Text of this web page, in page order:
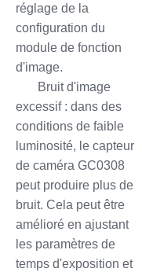
réglage de la
configuration du
module de fonction
d'image.
Bruit d'image
excessif : dans des
conditions de faible
luminosité, le capteur
de caméra GC0308
peut produire plus de
bruit. Cela peut être
amélioré en ajustant
les paramètres de
temps d'exposition et